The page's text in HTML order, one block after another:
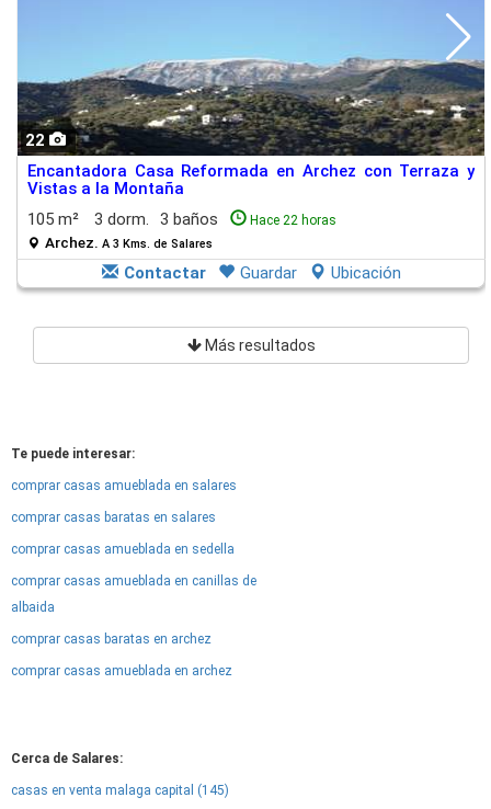
22
Encantadora Casa Reformada en Archez con Terraza y
Vistas a la Montaña
105 m²
3 dorm. 3 baños Hace 22 horas
Archez. A 3 Kms. de Salares
Contactar Guardar Ubicación
Más resultados
Te puede interesar:
comprar casas amueblada en salares
comprar casas baratas en salares
comprar casas amueblada en sedella
comprar casas amueblada en canillas de
albaida
comprar casas baratas en archez
comprar casas amueblada en archez
Cerca de Salares:
casas en venta malaga capital (145)